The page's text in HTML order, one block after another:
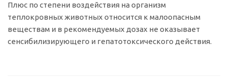
Плюс по степени воздействия на организм
теплокровных животных относится к малоопасным
веществам и в рекомендуемых дозах не оказывает
сенсибилизирующего и гепатотоксического действия.